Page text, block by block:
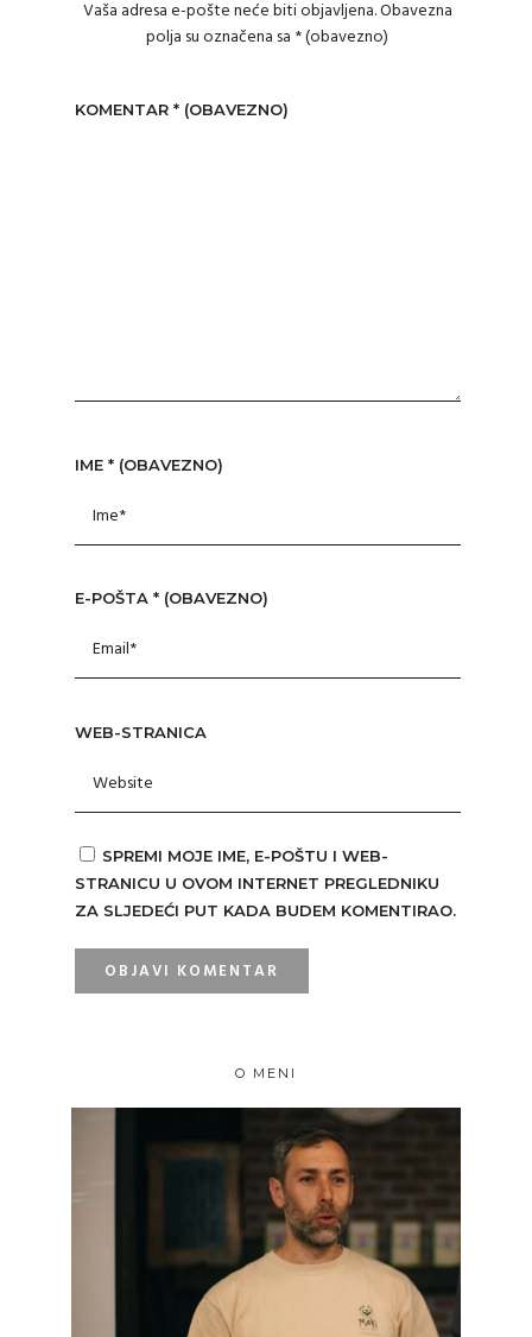
Vaša adresa e-pošte neće biti objavljena.Obavezna
polja su označena sa * (obavezno)
KOMENTAR * (OBAVEZNO)
IME * (OBAVEZNO)
E-POŠTA * (OBAVEZNO)
WEB-STRANICA
SPREMI MOJE IME, E-POŠTU I WEB-
STRANICU U OVOM INTERNET PREGLEDNIKU
ZA SLJEDEĆI PUT KADA BUDEM KOMENTIRAO.
O MENI